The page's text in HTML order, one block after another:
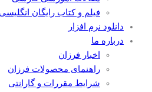
فیلم و کتاب رایگان انگلیسی
دانلود نرم افزار
درباره ما
اخبار فرزان
راهنمای محصولات فرزان
شرایط مقررات و گارانتی